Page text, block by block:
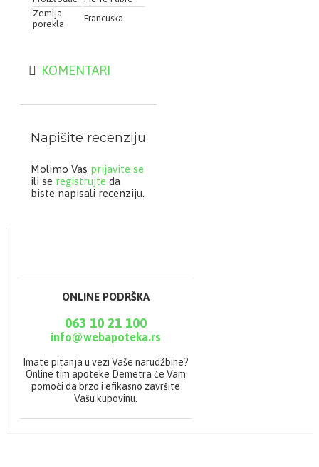
Zemlja
porekla
Francuska
KOMENTARI
Napišite recenziju
Molimo Vas prijavite se
ili se registrujte da
biste napisali recenziju.
ONLINE PODRŠKA
063 10 21 100
info@webapoteka.rs
Imate pitanja u vezi Vaše narudžbine?
Online tim apoteke Demetra će Vam
pomoći da brzo i efikasno završite
Vašu kupovinu.